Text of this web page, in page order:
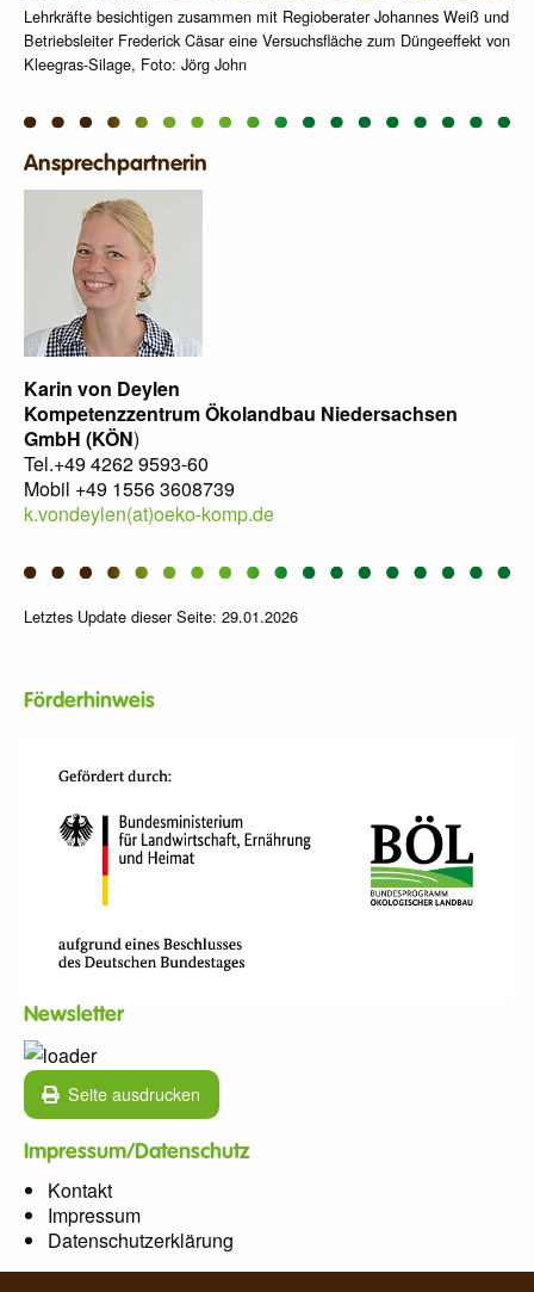
Lehrkräfte besichtigen zusammen mit Regioberater Johannes Weiß und
Betriebsleiter Frederick Cäsar eine Versuchsfläche zum Düngeeffekt von
Kleegras-Silage, Foto: Jörg John
Ansprechpartnerin
Karin von Deylen
Kompetenzzentrum Ökolandbau Niedersachsen
GmbH (KÖN)
Tel.+49 4262 9593-60
Mobil +49 1556 3608739
k.vondeylen(at)oeko-komp.de
Letztes Update dieser Seite: 29.01.2026
Förderhinweis
Newsletter
Seite ausdrucken
Impressum/Datenschutz
Kontakt
Impressum
Datenschutzerklärung